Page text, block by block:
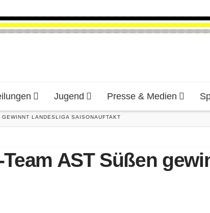
Jugend Presse & Medien
LANDESLIGA SAISONAUFTAKT
Team AST Süßen